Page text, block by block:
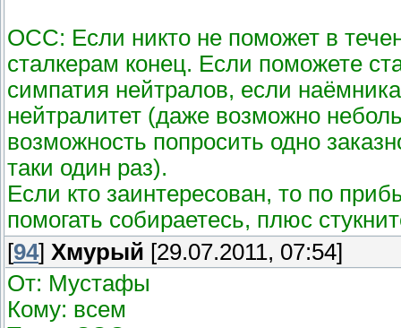
ОСС: Если никто не поможет в
сталкерам конец. Если поможете
симпатия нейтралов, если
нейтралитет (даже возможно
возможность попросить одно
таки один раз).
Если кто заинтересован, то по
помогать собираетесь, плюс
[94] Хмурый [29.07.2011, 07:54]
От: Мустафы
Кому: всем